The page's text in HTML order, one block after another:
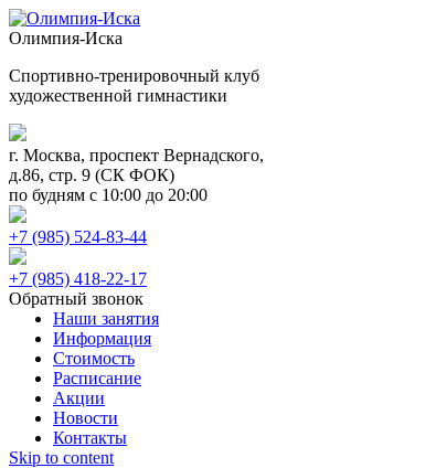
Олимпия-Иска
Спортивно-тренировочный клуб
художественной гимнастики
г. Москва, проспект Вернадского,
д.86, стр. 9 (СК ФОК)
по будням с 10:00 до 20:00
+7 (985) 524-83-44
+7 (985) 418-22-17
Обратный звонок
Наши занятия
Информация
Стоимость
Расписание
Акции
Новости
Контакты
Skip to content